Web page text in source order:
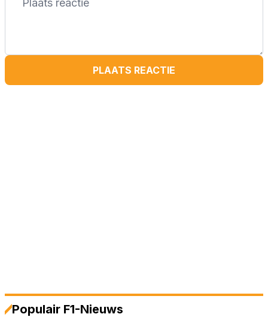
PLAATS REACTIE
Populair F1-Nieuws